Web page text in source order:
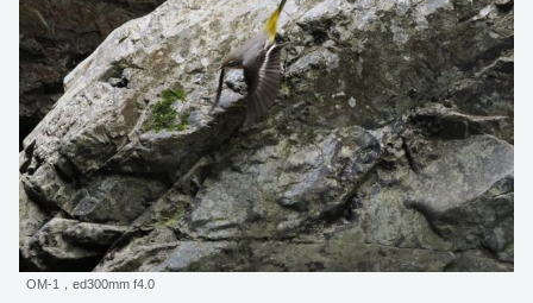
OM-1，ed300mm f4.0